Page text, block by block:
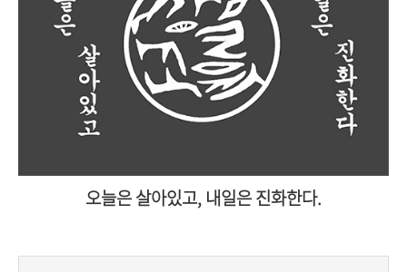
오늘은 살아있고, 내일은 진화한다.